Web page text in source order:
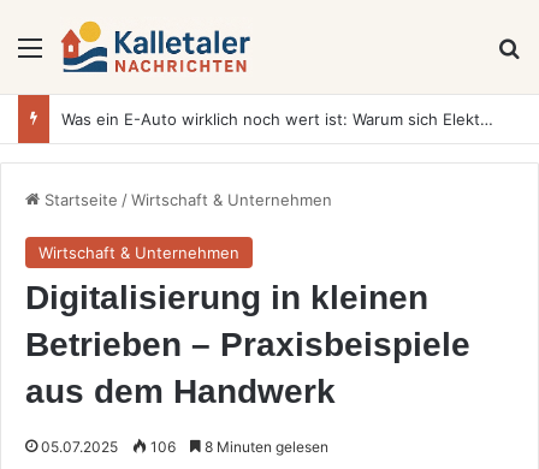
Menü
Was ein E-Auto wirklich noch wert ist: Warum sich Elektrofahrzeuge bei der Wertermittlung anders verhalten als Verbrenner
Startseite /Wirtschaft & Unternehmen
Wirtschaft & Unternehmen
Digitalisierung in kleinen
Betrieben – Praxisbeispiele
aus dem Handwerk
05.07.2025 106 8 Minuten gelesen